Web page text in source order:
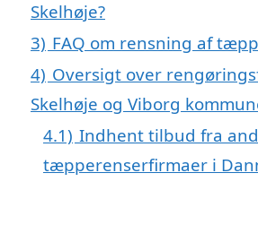
Skelhøje?
3) FAQ om rensning af
4) Oversigt over
Skelhøje og Viborg
4.1) Indhent tilbud fra
tæpperenserfirmaer i